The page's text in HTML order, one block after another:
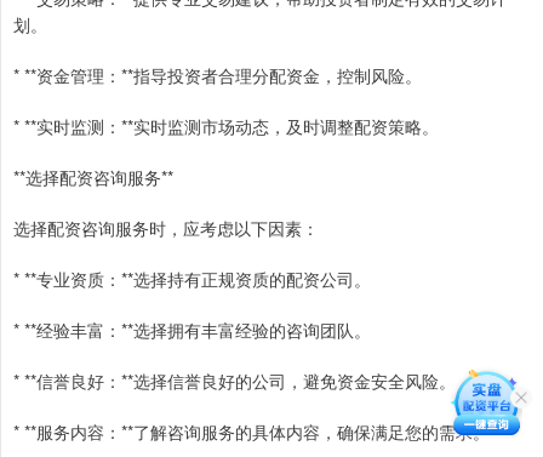
划。
* **资金管理：**指导投资者合理分配资金，控制风险。
* **实时监测：**实时监测市场动态，及时调整配资策略。
**选择配资咨询服务**
选择配资咨询服务时，应考虑以下因素：
* **专业资质：**选择持有正规资质的配资公司。
* **经验丰富：**选择拥有丰富经验的咨询团队。
* **信誉良好：**选择信誉良好的公司，避免资金安全风险。
* **服务内容：**了解咨询服务的具体内容，确保满足您的需求。